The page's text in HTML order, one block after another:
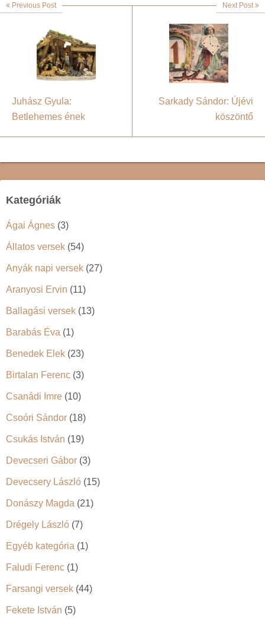
Previous Post
Juhász Gyula:
Betlehemes ének
Next Post
Sarkady Sándor: Újévi
köszöntő
Kategóriák
Ágai Ágnes (3)
Állatos versek (54)
Anyák napi versek (27)
Aranyosi Ervin (11)
Ballagási versek (13)
Barabás Éva (1)
Benedek Elek (23)
Birtalan Ferenc (3)
Csanádi Imre (10)
Csoóri Sándor (18)
Csukás István (19)
Devecseri Gábor (3)
Devecsery László (15)
Donászy Magda (21)
Drégely László (7)
Egyéb kategória (1)
Faludi Ferenc (1)
Farsangi versek (44)
Fekete István (5)